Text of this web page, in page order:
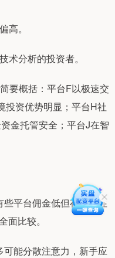
高。
术分析的投资者。
要概括：平台F以极速交
投资优势明显；平台H社
金托管安全；平台J在智
平台佣金低但存在隐性
面比较。
能分散注意力，新手应